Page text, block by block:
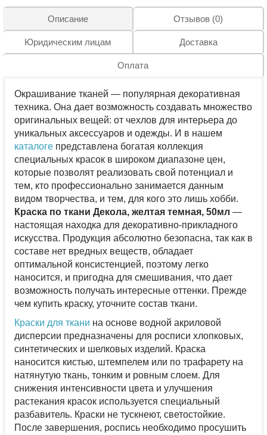
Описание Отзывов (0)
Юридическим лицам Доставка
Оплата
Окрашивание тканей — популярная декоративная
техника. Она дает возможность создавать множество
оригинальных вещей: от чехлов для интерьера до
уникальных аксессуаров и одежды. И в нашем
каталоге представлена богатая коллекция
специальных красок в широком диапазоне цен,
которые позволят реализовать свой потенциал и
тем, кто профессионально занимается данным
видом творчества, и тем, для кого это лишь хобби.
Краска по ткани Декола, желтая темная, 50мл —
настоящая находка для декоративно-прикладного
искусства. Продукция абсолютно безопасна, так как в
составе нет вредных веществ, обладает
оптимальной консистенцией, поэтому легко
наносится, и пригодна для смешивания, что дает
возможность получать интересные оттенки. Прежде
чем купить краску, уточните состав ткани.
Краски для ткани на основе водной акриловой
дисперсии предназначены для росписи хлопковых,
синтетических и шелковых изделий. Краска
наносится кистью, штемпелем или по трафарету на
натянутую ткань, тонким и ровным слоем. Для
снижения интенсивности цвета и улучшения
растекания красок используется специальный
разбавитель. Краски не тускнеют, светостойкие.
После завершения, роспись необходимо просушить